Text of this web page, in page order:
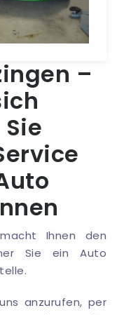
–
Ihnen den
Sie ein Auto
anzurufen, per